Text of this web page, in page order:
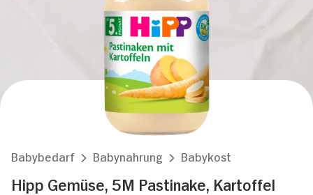
Babybedarf Babynahrung Babykost
Hipp Gemüse, 5M Pastinake, Kartoffel